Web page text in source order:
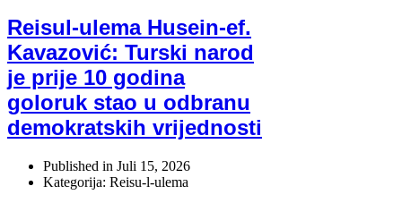
Reisul-ulema Husein-ef.
Kavazović: Turski narod
je prije 10 godina
goloruk stao u odbranu
demokratskih vrijednosti
Published in Juli 15, 2026
Kategorija: Reisu-l-ulema